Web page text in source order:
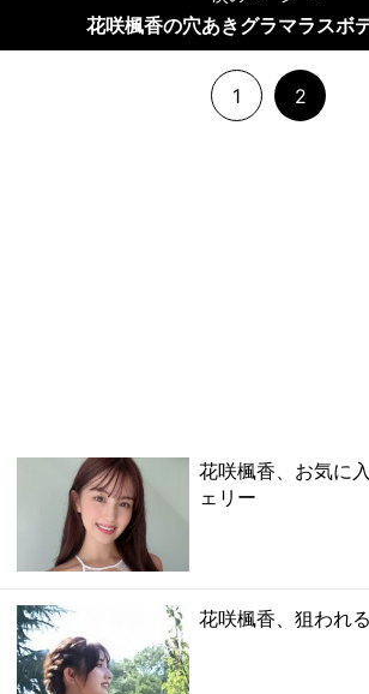
花咲楓香の穴あきグラマラスボ
1 2
花咲楓香、お気に
ェリー
花咲楓香、狙われ